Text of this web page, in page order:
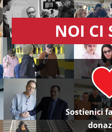
NOI CI
Sostienici